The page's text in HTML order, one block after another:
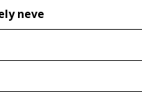
neve